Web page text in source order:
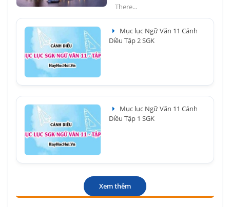
There...
Mục lục Ngữ Văn 11 Cánh
Diều Tập 2 SGK
Mục lục Ngữ Văn 11 Cánh
Diều Tập 1 SGK
Xem thêm